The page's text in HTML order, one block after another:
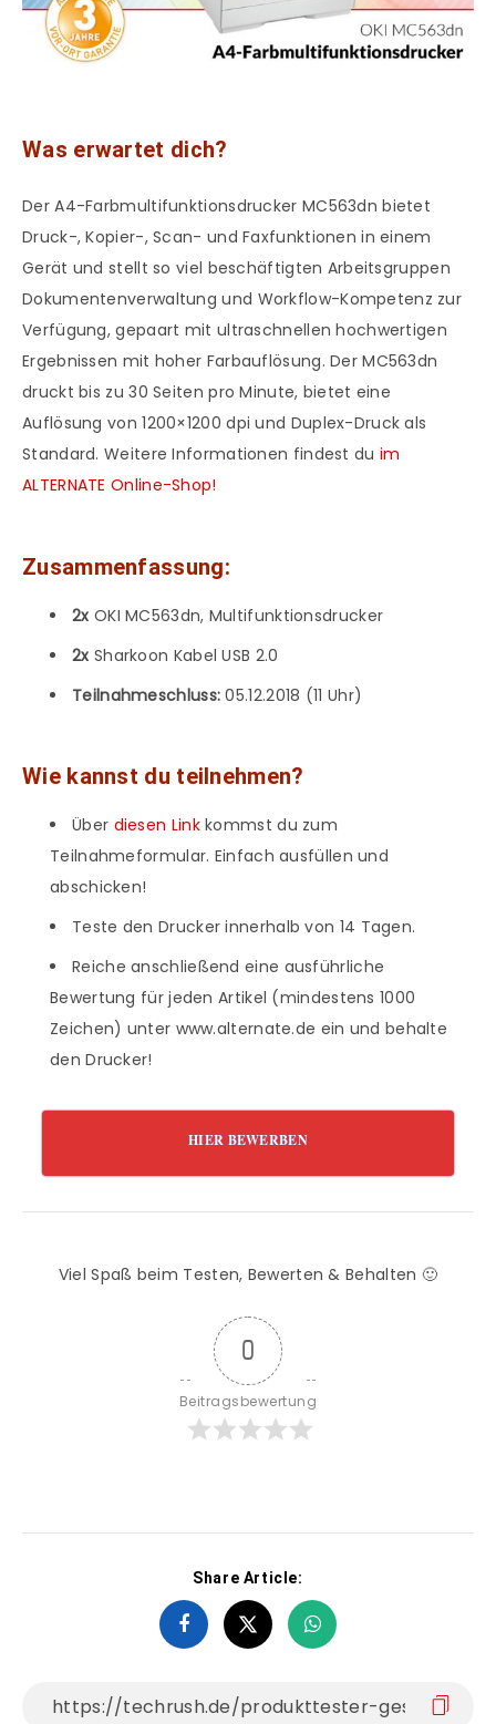
Was erwartet dich?
Der A4-Farbmultifunktionsdrucker MC563dn bietet
Druck-, Kopier-, Scan- und Faxfunktionen in einem
Gerät und stellt so viel beschäftigten Arbeitsgruppen
Dokumentenverwaltung und Workflow-Kompetenz zur
Verfügung, gepaart mit ultraschnellen hochwertigen
Ergebnissen mit hoher Farbauflösung. Der MC563dn
druckt bis zu 30 Seiten pro Minute, bietet eine
Auflösung von 1200×1200 dpi und Duplex-Druck als
Standard. Weitere Informationen findest du im
ALTERNATE Online-Shop!
Zusammenfassung:
2x OKI MC563dn, Multifunktionsdrucker
2x Sharkoon Kabel USB 2.0
Teilnahmeschluss: 05.12.2018 (11 Uhr)
Wie kannst du teilnehmen?
Über diesen Linkkommst du zum
Teilnahmeformular. Einfach ausfüllen und
abschicken!
Teste den Drucker innerhalb von 14 Tagen.
Reiche anschließend eine ausführliche
Bewertung für jeden Artikel (mindestens 1000
Zeichen) unter www.alternate.de ein und behalte
den Drucker!
HIER BEWERBEN
Viel Spaß beim Testen, Bewerten & Behalten 🙂
0
Beitragsbewertung
Share Article: